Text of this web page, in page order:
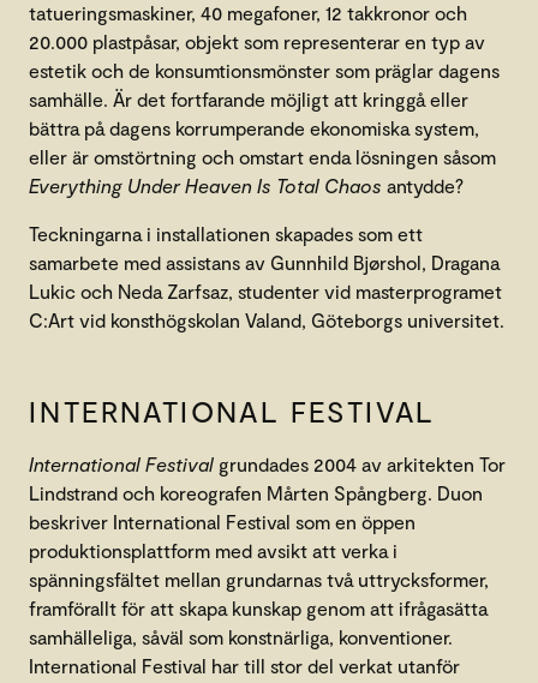
tatueringsmaskiner, 40 megafoner, 12 takkronor och
20.000 plastpåsar, objekt som representerar en typ av
estetik och de konsumtionsmönster som präglar dagens
samhälle. Är det fortfarande möjligt att kringgå eller
bättra på dagens korrumperande ekonomiska system,
eller är omstörtning och omstart enda lösningen såsom
Everything Under Heaven Is Total Chaos antydde?
Teckningarna i installationen skapades som ett
samarbete med assistans av Gunnhild Bjørshol, Dragana
Lukic och Neda Zarfsaz, studenter vid masterprogramet
C:Art vid konsthögskolan Valand, Göteborgs universitet.
INTERNATIONAL FESTIVAL
International Festival grundades 2004 av arkitekten Tor
Lindstrand och koreografen Mårten Spångberg. Duon
beskriver International Festival som en öppen
produktionsplattform med avsikt att verka i
spänningsfältet mellan grundarnas två uttrycksformer,
framförallt för att skapa kunskap genom att ifrågasätta
samhälleliga, såväl som konstnärliga, konventioner.
International Festival har till stor del verkat utanför